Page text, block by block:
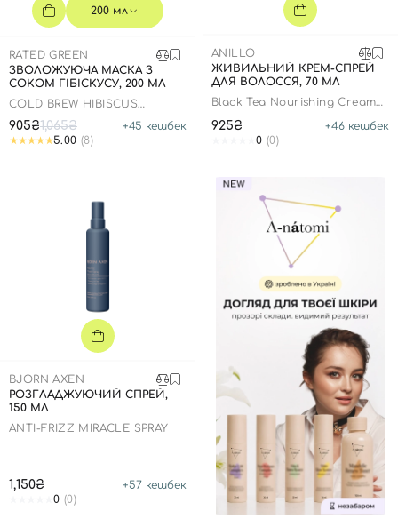
200 мл
RATED GREEN
ЗВОЛОЖУЮЧА МАСКА З
СОКОМ ГІБІСКУСУ, 200 МЛ
COLD BREW HIBISCUS
905₴1,065₴ +45 кешбек
5.00 (8)
ANILLO
ЖИВИЛЬНИЙ КРЕМ-СПРЕЙ
ДЛЯ ВОЛОССЯ, 70 МЛ
Black Tea Nourishing Cream
925₴ +46 кешбек
0 (0)
BJORN AXEN
РОЗГЛАДЖУЮЧИЙ СПРЕЙ,
150 МЛ
ANTI-FRIZZ MIRACLE SPRAY
1,150₴ +57 кешбек
0 (0)